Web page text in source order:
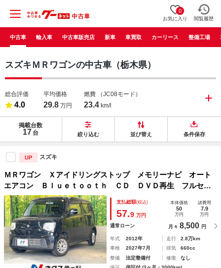
0
お気に入り 閲覧履歴
中古車 輸入車 中古車販売店 新車 車買取 カーリース 整備工場
スズキＭＲワゴンの中古車（栃木県）
総合評価
4.0
平均価格
29.8 万円
燃費 （JC08モード）
23.4 km/l
掲載台数
17 台 絞り込む 並び替え 条件保存
UP スズキ
ＭＲワゴン Ｘアイドリングストップ メモリーナビ オート
エアコン Ｂｌｕｅｔｏｏｔｈ ＣＤ ＤＶＤ再生 フルセ
グ アイドリングストップ
支払総額(税込)
57.9 万円
本体価格
50
万円
諸費用
7.9
万円
通常ローン 月々 8,500 円
年式 2012年 走行
2.8万km
車検
2027年7月 排気
660cc
整備
法定整備付 修復
なし